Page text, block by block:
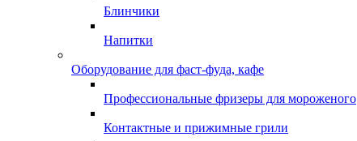
Блинчики
Напитки
Оборудование для фаст-фуда, кафе
Профессиональные фризеры для мороженого
Контактные и прижимные грили